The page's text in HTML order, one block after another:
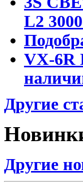
L2
VX-
Другие
Другие